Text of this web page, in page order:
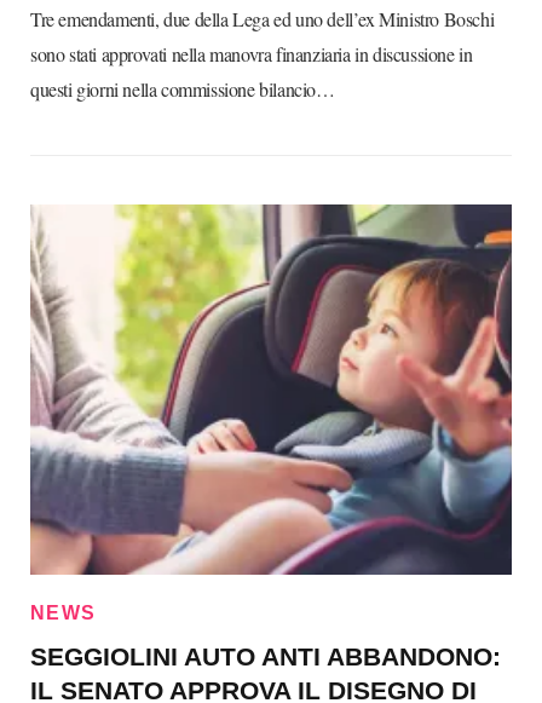
Tre emendamenti, due della Lega ed uno dell’ex Ministro Boschi
sono stati approvati nella manovra finanziaria in discussione in
questi giorni nella commissione bilancio…
NEWS
SEGGIOLINI AUTO ANTI ABBANDONO:
IL SENATO APPROVA IL DISEGNO DI